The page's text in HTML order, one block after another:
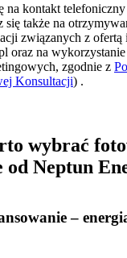
na kontakt
się także na
związanych z ofertą
oraz na wykorzystanie
zgodnie z
Konsultacji) .
wybrać
od Neptun
–